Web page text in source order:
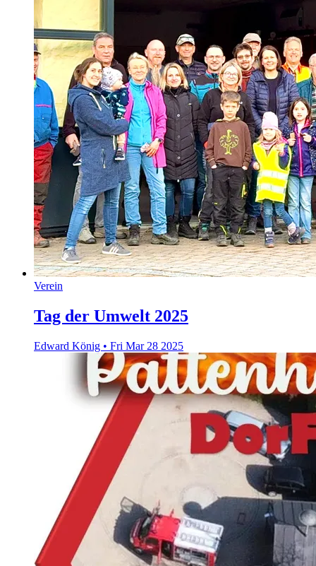
Verein
Tag der Umwelt 2025
Edward König • Fri Mar 28 2025